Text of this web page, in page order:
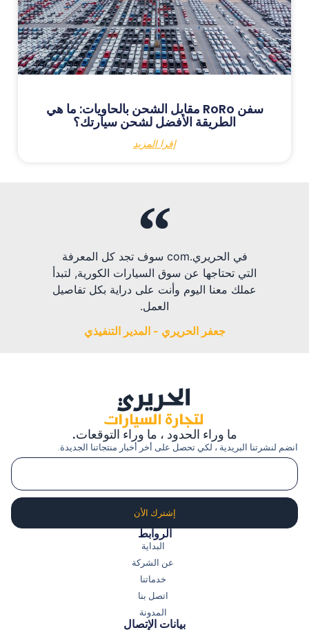
سفن RoRo مقابل الشحن بالحاويات: ما هي
الطريقة الأفضل لشحن سيارتك؟
إقرا المزيد
في الحريري.com سوف تجد كل المعرفة
التي تحتاجها عن سوق السيارات الكورية, لتبدأ
عملك معنا اليوم وأنت على دراية بكل تفاصيل
العمل.
جعفر الحريري - المدير التنفيذي
ما وراء الحدود ، ما وراء التوقعات.
انضم لنشرتنا البريدية ، لكي تحصل على أخر أخبار منتجاتنا الجديدة.
إشترك الأن
الروابط
البداية
عن الشركة
خدماتنا
اتصل بنا
المدونة
بيانات الإتصال